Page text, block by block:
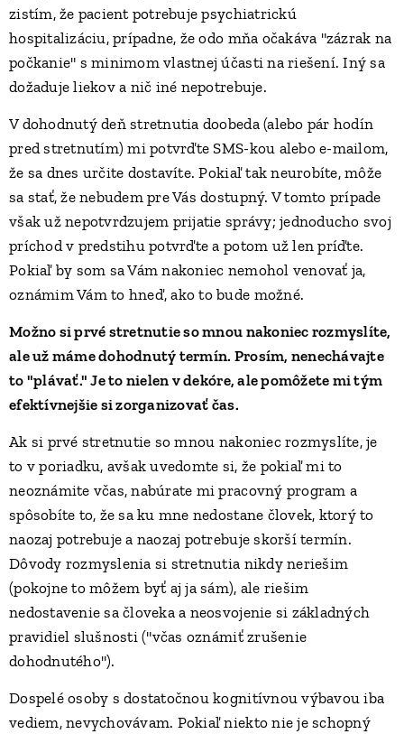
zistím, že pacient potrebuje psychiatrickú
hospitalizáciu, prípadne, že odo mňa očakáva "zázrak na
počkanie" s minimom vlastnej účasti na riešení. Iný sa
dožaduje liekov a nič iné nepotrebuje.
V dohodnutý deň stretnutia doobeda (alebo pár hodín
pred stretnutím) mi potvrďte SMS-kou alebo e-mailom,
že sa dnes určite dostavíte. Pokiaľ tak neurobíte, môže
sa stať, že nebudem pre Vás dostupný. V tomto prípade
však už nepotvrdzujem prijatie správy; jednoducho svoj
príchod v predstihu potvrďte a potom už len príďte.
Pokiaľ by som sa Vám nakoniec nemohol venovať ja,
oznámim Vám to hneď, ako to bude možné.
Možno si prvé stretnutie so mnou nakoniec rozmyslíte,
ale už máme dohodnutý termín. Prosím, nenechávajte
to "plávať." Je to nielen v dekóre, ale pomôžete mi tým
efektívnejšie si zorganizovať čas.
Ak si prvé stretnutie so mnou nakoniec rozmyslíte, je
to v poriadku, avšak uvedomte si, že pokiaľ mi to
neoznámite včas, nabúrate mi pracovný program a
spôsobíte to, že sa ku mne nedostane človek, ktorý to
naozaj potrebuje a naozaj potrebuje skorší termín.
Dôvody rozmyslenia si stretnutia nikdy neriešim
(pokojne to môžem byť aj ja sám), ale riešim
nedostavenie sa človeka a neosvojenie si základných
pravidiel slušnosti ("včas oznámiť zrušenie
dohodnutého").
Dospelé osoby s dostatočnou kognitívnou výbavou iba
vediem, nevychovávam. Pokiaľ niekto nie je schopný